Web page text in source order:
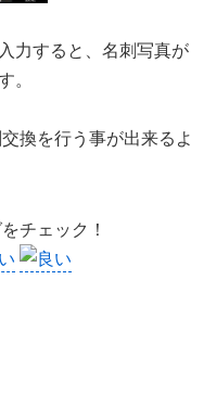
力すると、名刺写真が
。
換を行う事が出来るよ
チェック！